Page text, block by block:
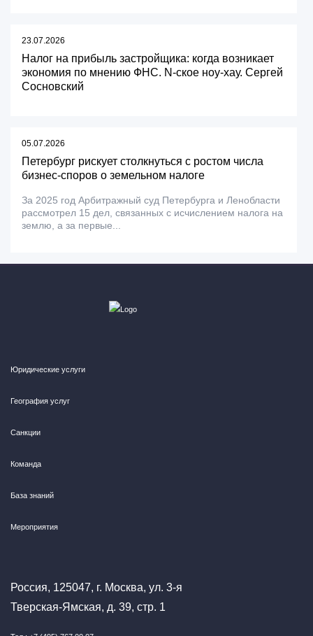
23.07.2026
Налог на прибыль застройщика: когда возникает
экономия по мнению ФНС. N-ское ноу-хау. Сергей
Сосновский
05.07.2026
Петербург рискует столкнуться с ростом числа
бизнес-споров о земельном налоге
За 2025 год Арбитражный суд Петербурга и Ленобласти
рассмотрел 15 дел, связанных с исчислением налога на
землю, а за первые...
Юридические услуги
География услуг
Санкции
Команда
База знаний
Мероприятия
Россия, 125047, г. Москва, ул. 3-я
Тверская-Ямская, д. 39, стр. 1